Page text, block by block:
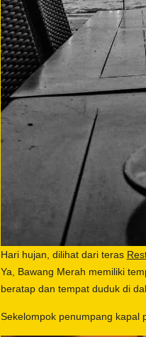
Hari hujan, dilihat dari teras
Ya, Bawang Merah memiliki
beratap dan tempat duduk di
Sekelompok penumpang kapal